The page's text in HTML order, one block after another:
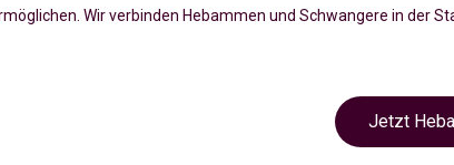
Wir verbinden Hebammen und Schwangere in der
Jetzt